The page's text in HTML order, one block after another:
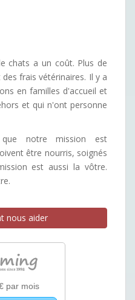
chats a un coût. Plus de
frais vétérinaires. Il y a
en familles d'accueil et
et qui n'ont personne
notre mission est
être nourris, soignés
est aussi la vôtre.
nous aider